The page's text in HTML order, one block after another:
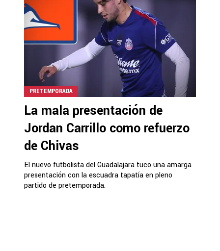
PRETEMPORADA
La mala presentación de
Jordan Carrillo como refuerzo
de Chivas
El nuevo futbolista del Guadalajara tuco una amarga
presentación con la escuadra tapatía en pleno
partido de pretemporada.